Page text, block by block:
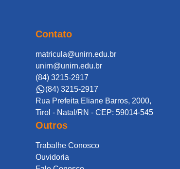
Contato
matricula@unirn.edu.br
unirn@unirn.edu.br
(84) 3215-2917
(84) 3215-2917
Rua Prefeita Eliane Barros, 2000,
Tirol - Natal/RN - CEP: 59014-545
Outros
Trabalhe Conosco
Ouvidoria